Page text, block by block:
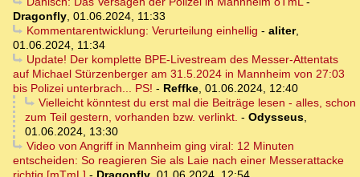
Dragonfly, 01.06.2024, 11:33
Kommentarentwicklung: Verurteilung einhellig - aliter,
01.06.2024, 11:34
Update! Der komplette BPE-Livestream des Messer-Attentats
auf Michael Stürzenberger am 31.5.2024 in Mannheim von 27:03
bis Polizei unterbrach... PS! - Reffke, 01.06.2024, 12:40
Vielleicht könntest du erst mal die Beiträge lesen - alles, schon
zum Teil gestern, vorhanden bzw. verlinkt. - Odysseus,
01.06.2024, 13:30
Video von Angriff in Mannheim ging viral: 12 Minuten
entscheiden: So reagieren Sie als Laie nach einer Messerattacke